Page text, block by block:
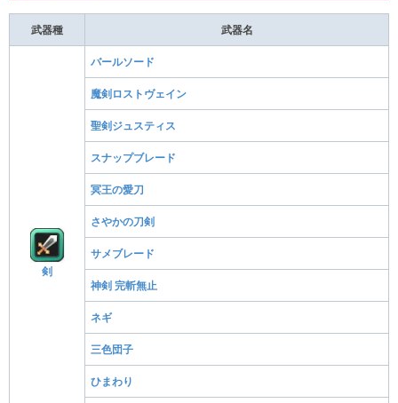
武器種 武器名
剣
バールソード
魔剣ロストヴェイン
聖剣ジュスティス
スナップブレード
冥王の愛刀
さやかの刀剣
サメブレード
神剣 完斬無止
ネギ
三色団子
ひまわり